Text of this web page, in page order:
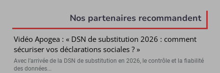
Nos partenaires recommandent
Vidéo Apogea : « DSN de substitution 2026 : comment
sécuriser vos déclarations sociales ? »
Avec l’arrivée de la DSN de substitution en 2026, le contrôle et la fiabilité
des données...